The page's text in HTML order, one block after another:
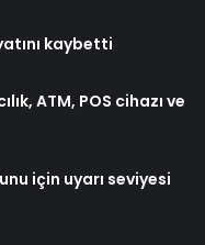
kaybetti
ATM, POS cihazı ve
için uyarı seviyesi